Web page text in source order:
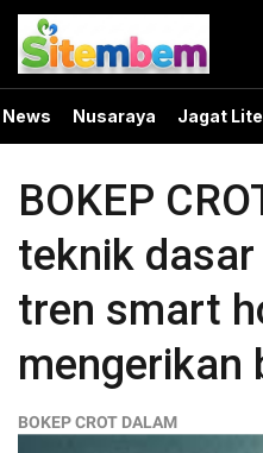
News Nusaraya Jagat
BOKEP
teknik
tren smart
mengerikan
BOKEP CROT DALAM